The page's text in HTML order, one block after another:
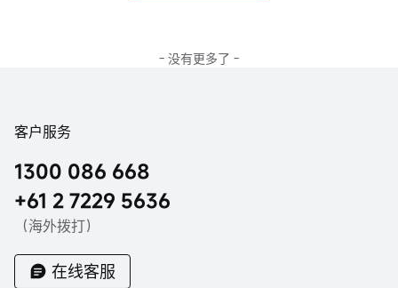
- 没有更多了 -
客户服务
1300 086 668
+61 2 7229 5636
（海外拨打）
在线客服